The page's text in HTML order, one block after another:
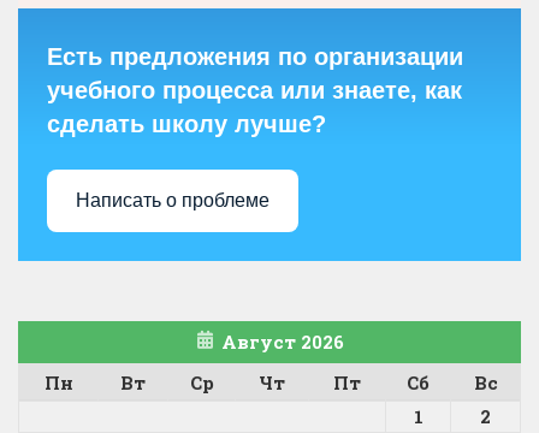
Есть предложения по организации
учебного процесса или знаете, как
сделать школу лучше?
Написать о проблеме
Август 2026
Пн
Вт Ср Чт Пт Сб
Вс
1
2